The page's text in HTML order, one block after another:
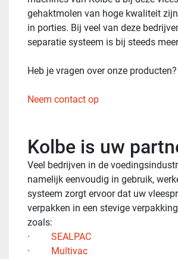
gehaktmolen van hoge kwaliteit
in porties. Bij veel van deze
separatie systeem is bij steeds
Heb je vragen over onze producten?
Neem contact op
Kolbe is uw
Veel bedrijven in de
namelijk eenvoudig in gebruik,
systeem zorgt ervoor dat uw
verpakken in een stevige
zoals:
· SEALPAC
· Multivac